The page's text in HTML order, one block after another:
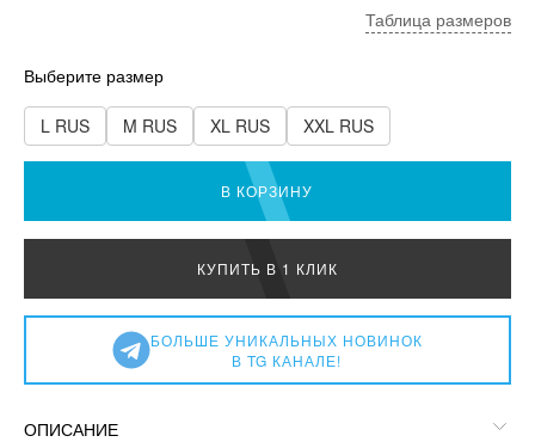
Таблица размеров
Выберите размер
L RUS M RUS XL RUS XXL RUS
В КОРЗИНУ
КУПИТЬ В 1 КЛИК
БОЛЬШЕ УНИКАЛЬНЫХ НОВИНОК
В TG КАНАЛЕ!
ОПИСАНИЕ